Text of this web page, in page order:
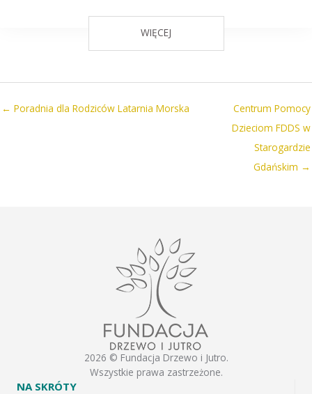
WIĘCEJ
← Poradnia dla Rodziców Latarnia Morska
Centrum Pomocy
Dzieciom FDDS w
Starogardzie
Gdańskim →
2026 © Fundacja Drzewo i Jutro.
Wszystkie prawa zastrzeżone.
NA SKRÓTY